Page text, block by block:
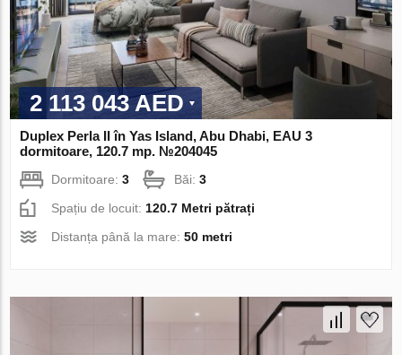
2 113 043 AED
Duplex Perla II în Yas Island, Abu Dhabi, EAU 3
dormitoare, 120.7 mp. №204045
Dormitoare:3 Băi:3
Spațiu de locuit: 120.7 Metri pătrați
Distanța până la mare:50 metri